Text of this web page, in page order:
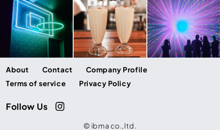
About Contact
Company Profile
Terms of service
Privacy Policy
Follow Us
© ibma co.,ltd.